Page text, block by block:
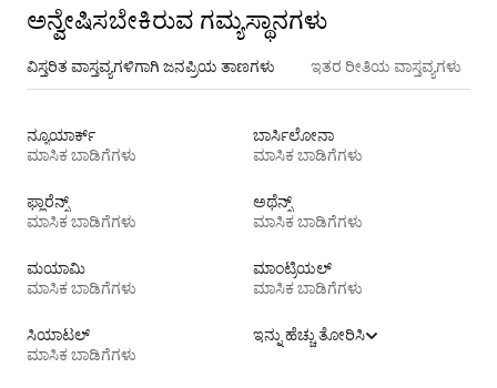
ಅನ್ವೇಷಿಸಬೇಕಿರುವ ಗಮ್ಯಸ್ಥಾನಗಳು
ವಿಸ್ತರಿತ ವಾಸ್ತವ್ಯಗಳಿಗಾಗಿ ಜನಪ್ರಿಯ ತಾಣಗಳು ಇತರ ರೀತಿಯ ವಾಸ್ತವ್ಯಗಳು
ನ್ಯೂಯಾರ್ಕ್
ಮಾಸಿಕ ಬಾಡಿಗೆಗಳು
ಬಾರ್ಸಿಲೋನಾ
ಮಾಸಿಕ ಬಾಡಿಗೆಗಳು
ಫ್ಲಾರೆನ್ಸ್
ಮಾಸಿಕ ಬಾಡಿಗೆಗಳು
ಅಥೆನ್ಸ್
ಮಾಸಿಕ ಬಾಡಿಗೆಗಳು
ಮಯಾಮಿ
ಮಾಸಿಕ ಬಾಡಿಗೆಗಳು
ಮಾಂಟ್ರಿಯಲ್
ಮಾಸಿಕ ಬಾಡಿಗೆಗಳು
ಸಿಯಾಟಲ್
ಮಾಸಿಕ ಬಾಡಿಗೆಗಳು
ಇನ್ನು ಹೆಚ್ಚು ತೋರಿಸಿ